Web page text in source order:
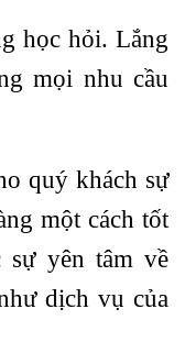
học hỏi. Lắng
mọi nhu cầu
quý khách sự
một cách tốt
yên tâm về
dịch vụ của